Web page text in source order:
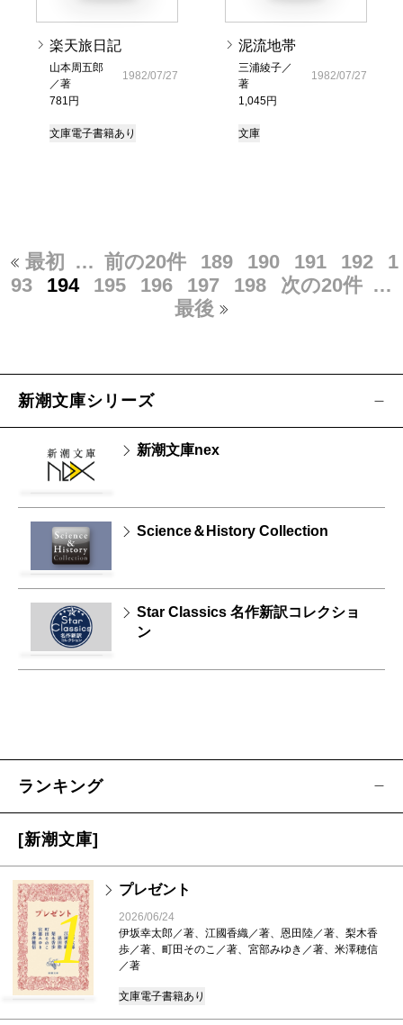
楽天旅日記
山本周五郎
／著
781円
1982/07/27
文庫電子書籍あり
泥流地帯
三浦綾子／
著
1,045円
1982/07/27
文庫
最初 … 前の20件 189 190 191 192
1
93
194 195 196 197 198 次の20件 …
最後
新潮文庫シリーズ
新潮文庫nex
Science＆History Collection
Star Classics 名作新訳コレクショ
ン
ランキング
[新潮文庫]
1
プレゼント
2026/06/24
伊坂幸太郎／著、江國香織／著、恩田陸／著、梨木香
歩／著、町田そのこ／著、宮部みゆき／著、米澤穂信
／著
文庫電子書籍あり